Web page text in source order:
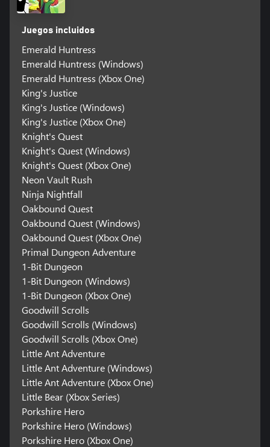
Juegos incluidos
Emerald Huntress
Emerald Huntress (Windows)
Emerald Huntress (Xbox One)
King's Justice
King's Justice (Windows)
King's Justice (Xbox One)
Knight's Quest
Knight's Quest (Windows)
Knight's Quest (Xbox One)
Neon Vault Rush
Ninja Nightfall
Oakbound Quest
Oakbound Quest (Windows)
Oakbound Quest (Xbox One)
Primal Dungeon Adventure
1-Bit Dungeon
1-Bit Dungeon (Windows)
1-Bit Dungeon (Xbox One)
Goodwill Scrolls
Goodwill Scrolls (Windows)
Goodwill Scrolls (Xbox One)
Little Ant Adventure
Little Ant Adventure (Windows)
Little Ant Adventure (Xbox One)
Little Bear (Xbox Series)
Porkshire Hero
Porkshire Hero (Windows)
Porkshire Hero (Xbox One)